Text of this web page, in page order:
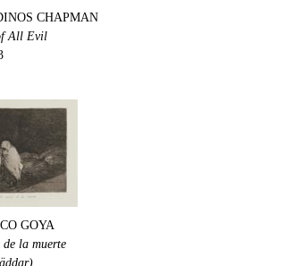
CHAPMAN
All Evil
GOYA
de la muerte